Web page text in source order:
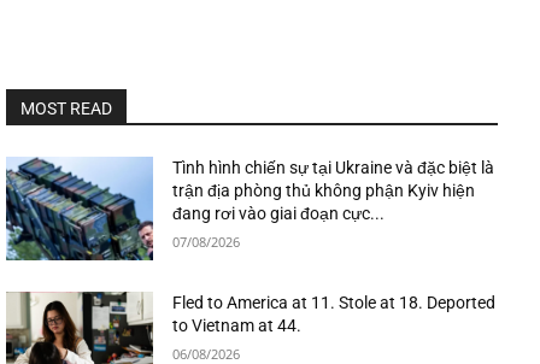
MOST READ
Tình hình chiến sự tại Ukraine và đặc biệt là
trận địa phòng thủ không phận Kyiv hiện
đang rơi vào giai đoạn cực...
07/08/2026
Fled to America at 11. Stole at 18. Deported
to Vietnam at 44.
06/08/2026